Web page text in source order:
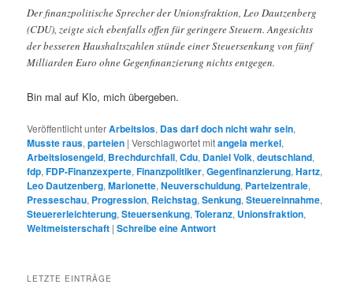
Der finanzpolitische Sprecher der Unionsfraktion, Leo Dautzenberg
(CDU), zeigte sich ebenfalls offen für geringere Steuern. Angesichts
der besseren Haushaltszahlen stünde einer Steuersenkung von fünf
Milliarden Euro ohne Gegenfinanzierung nichts entgegen.
Bin mal auf Klo, mich übergeben.
Veröffentlicht unterArbeitslos, Das darf doch nicht wahr sein,
Musste raus,parteien |Verschlagwortet mitangela merkel,
Arbeitslosengeld, Brechdurchfall,Cdu, Daniel Volk,deutschland,
fdp,FDP-Finanzexperte,Finanzpolitiker,Gegenfinanzierung,Hartz,
Leo Dautzenberg,Marionette,Neuverschuldung, Parteizentrale,
Presseschau, Progression, Reichstag,Senkung,Steuereinnahme,
Steuererleichterung,Steuersenkung,Toleranz, Unionsfraktion,
Weltmeisterschaft |Schreibe eine Antwort
LETZTE EINTRÄGE